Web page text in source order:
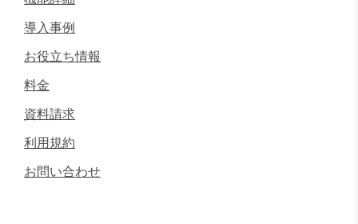
導入事例
お役立ち情報
料金
資料請求
利用規約
お問い合わせ